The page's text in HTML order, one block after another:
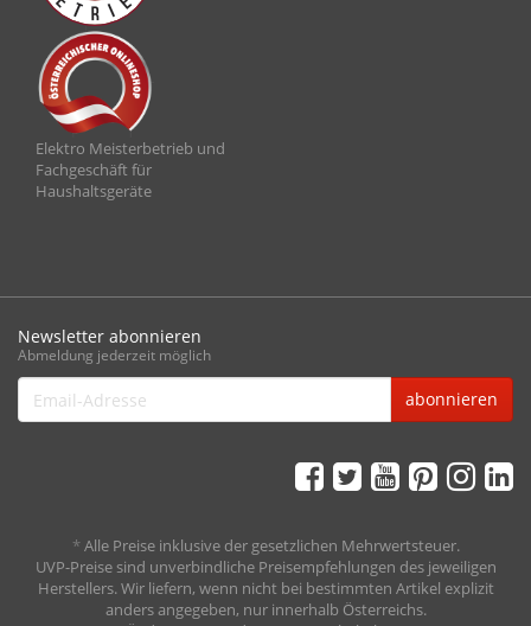
Elektro Meisterbetrieb und
Fachgeschäft für
Haushaltsgeräte
Newsletter abonnieren
Abmeldung jederzeit möglich
Email-
Adresse
abonnieren
*Alle Preise inklusive der gesetzlichen Mehrwertsteuer.
UVP-Preise sind unverbindliche Preisempfehlungen des jeweiligen
Herstellers. Wir liefern, wenn nicht bei bestimmten Artikel explizit
anders angegeben, nur innerhalb Österreichs.